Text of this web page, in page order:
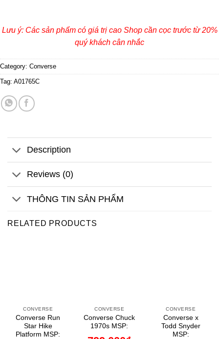
Lưu ý: Các sản phẩm có giá trị cao Shop cần cọc trước từ 20%
quý khách cân nhắc
Category: Converse
Tag: A01765C
Description
Reviews (0)
THÔNG TIN SẢN PHẨM
RELATED PRODUCTS
CONVERSE
Converse Run
Star Hike
Platform MSP:
CONVERSE
Converse Chuck
1970s MSP:
CONVERSE
Converse x
Todd Snyder
MSP: